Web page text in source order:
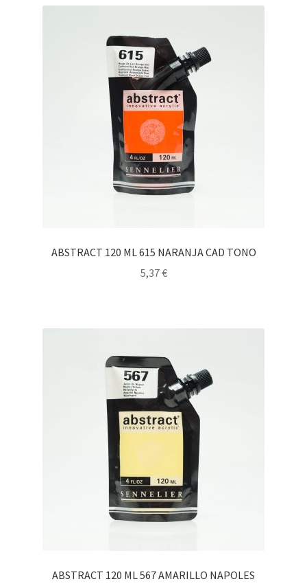
ABSTRACT 120 ML 615 NARANJA CAD TONO
5,37€
ABSTRACT 120 ML 567 AMARILLO NAPOLES